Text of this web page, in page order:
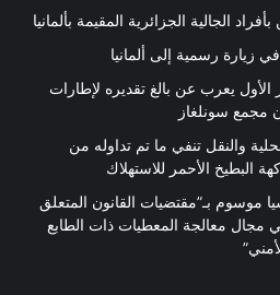
الجالية الجزائرية المقيمة بألمانيا
زيارة رسمية إلى ألمانيا
يعرب عن بالغ تقديره لإطارات
مجمع سونلغاز
والنقل تنفي ما تم تداوله من
البطيخ الأحمر للاستهلاك
موسوم بـ”مقتضيات القانون المتعلق
مجال معالجة المعطيات ذات الطابع